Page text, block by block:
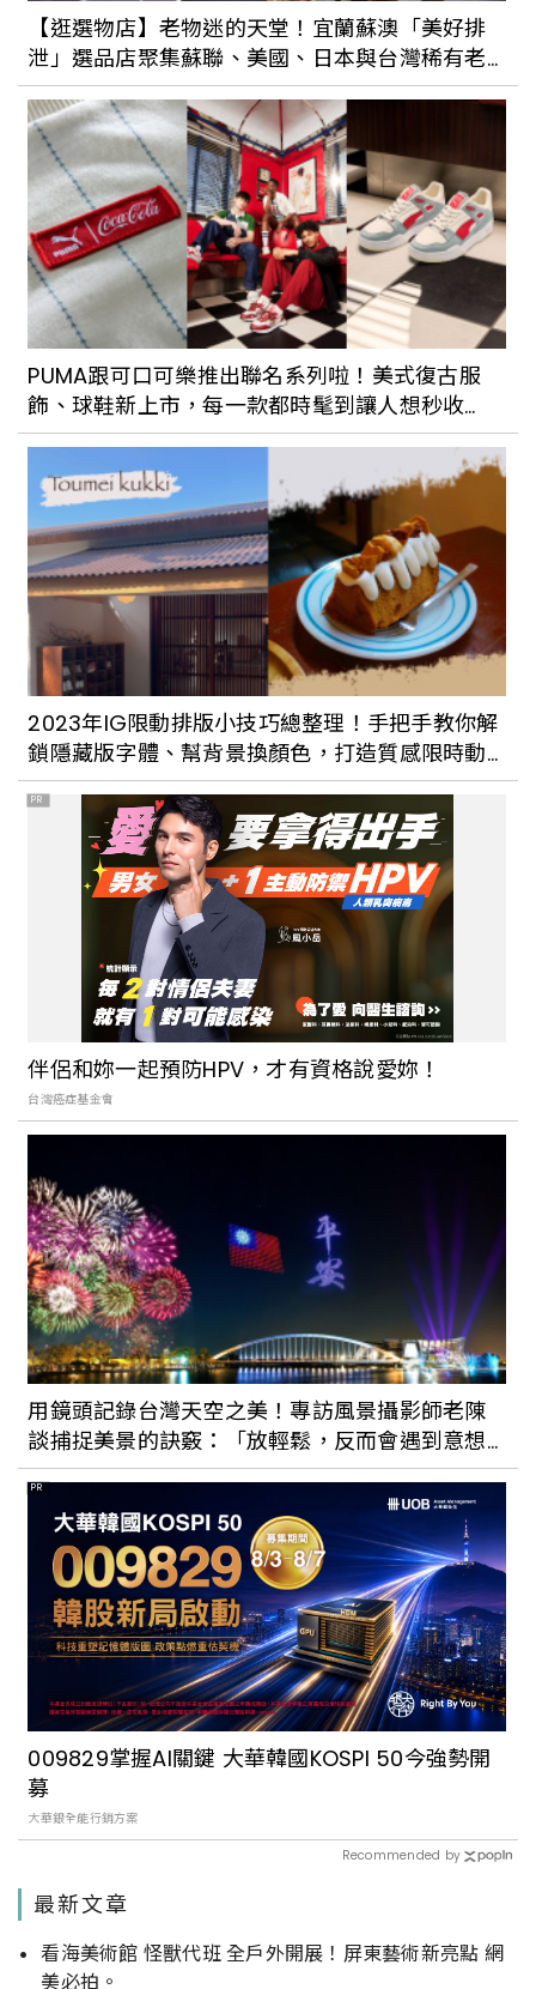
奶糖霜淇淋，熱壓吐司也同步推出新口味
萬聖節就是要聚餐兼搞怪！全台7家萬聖節
特色餐點餐廳整理
萬聖節最不能錯過的電影！改編恐怖電玩
遊戲《佛萊迪餐館之五夜驚魂》，讓你又
愛又怕
2023「心中山」萬聖節市集週末登場！集
結50間攤位推限定暗黑餐點、萬聖佈置陪
你一起嗨過節
【逛選物店】老物迷的天堂！宜蘭蘇澳「美好排
泄」選品店聚集蘇聯、美國、日本與台灣稀有老
件
PUMA跟可口可樂推出聯名系列啦！美式復古服
飾、球鞋新上市，每一款都時髦到讓人想秒收
藏！
2023年IG限動排版小技巧總整理！手把手教你解
鎖隱藏版字體、幫背景換顏色，打造質感限時動
態
PR
伴侶和妳一起預防HPV，才有資格說愛妳！
台灣癌症基金會
用鏡頭記錄台灣天空之美！專訪風景攝影師老陳
談捕捉美景的訣竅：「放輕鬆，反而會遇到意想
不到的驚喜。」
PR
009829掌握AI關鍵 大華韓國KOSPI 50今強勢開
募
大華銀全能行銷方案
Recommended by
最新文章
看海美術館 怪獸代班 全戶外開展！屏東藝術新亮點 網
美必拍。